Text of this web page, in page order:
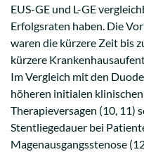
EUS-GE und L-GE
Erfolgsraten haben. Die
waren die kürzere Zeit bis
kürzere
Im Vergleich mit den
höheren initialen
Therapieversagen (10, 11)
Stentliegedauer bei
Magenausgangsstenose